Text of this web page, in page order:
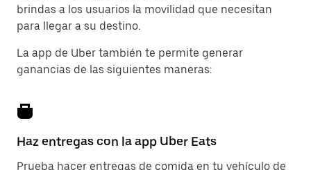
brindas a los usuarios la movilidad que necesitan
para llegar a su destino.
La app de Uber también te permite generar
ganancias de las siguientes maneras:
Haz entregas con la app Uber Eats
Prueba hacer entregas de comida en tu vehículo de